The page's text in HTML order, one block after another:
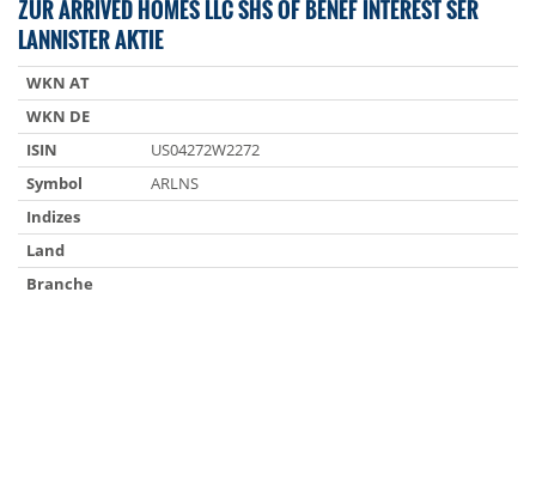
ZUR ARRIVED HOMES LLC SHS OF BENEF INTEREST SER
LANNISTER AKTIE
WKN AT
WKN DE
ISIN
US04272W2272
Symbol
ARLNS
Indizes
Land
Branche